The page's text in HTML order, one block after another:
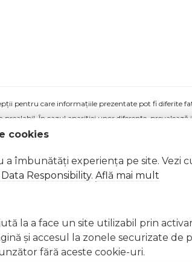
pentru care informațiile prezentate pot fi diferite
În cazul apariției unor diferențe,
polari si pinguin col84068lpp a fost efectuată la data
cookies
a îmbunătăți experiența pe site. Vezi
Responsibility. Află mai mult
la a face un site utilizabil prin
şi accesul la zonele securizate de
fără aceste cookie-uri.